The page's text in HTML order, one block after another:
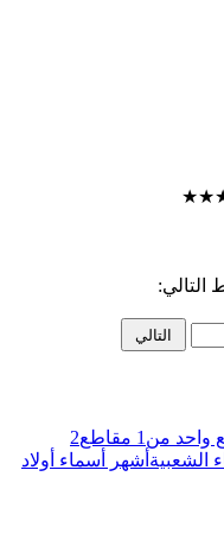
★
★
واحد من1
مقاطع2
الشعبية أشهر أسماء أولاد